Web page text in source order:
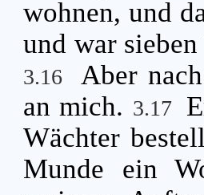
wohnen, und
und war
3.16
Aber
an mich. 3.17
Wächter
Munde ein